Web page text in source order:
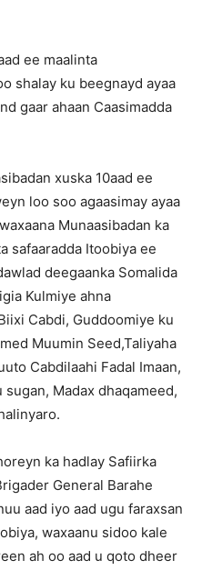
ee maalinta
shalay ku beegnayd ayaa
gaar ahaan Caasimadda
xuska 10aad ee
loo soo agaasimay ayaa
Munaasibadan ka
safaaradda Itoobiya ee
deegaanka Somalida
Kulmiye ahna
Cabdi, Guddoomiye ku
Muumin Seed,Taliyaha
Cabdilaahi Fadal Imaan,
Madax dhaqameed,
ka hadlay Safiirka
General Barahe
aad iyo aad ugu faraxsan
waxaanu sidoo kale
ah oo aad u qoto dheer